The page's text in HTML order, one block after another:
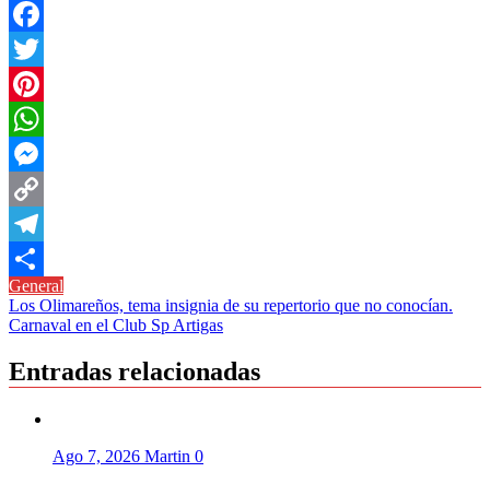
Facebook
Twitter
Pinterest
WhatsApp
Messenger
Copy
Link
Telegram
Compartir
General
Navegación
de
entradas
Los Olimareños, tema insignia de su repertorio que no conocían.
Carnaval en el Club Sp Artigas
Entradas relacionadas
Ago 7, 2026 Martin 0